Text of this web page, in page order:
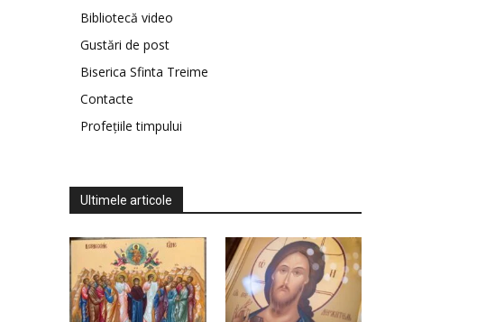
Bibliotecă video
Gustări de post
Biserica Sfinta Treime
Contacte
Profețiile timpului
Ultimele articole